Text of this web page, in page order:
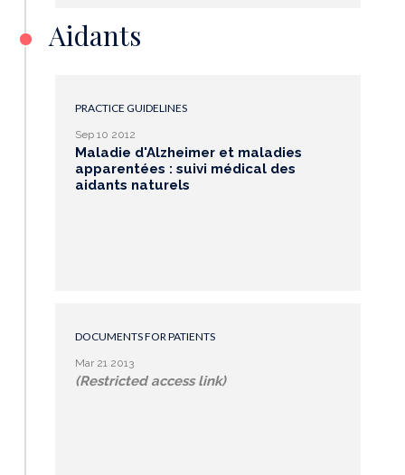
Aidants
PRACTICE GUIDELINES
Sep 10 2012
Maladie d'Alzheimer et maladies
apparentées : suivi médical des
aidants naturels
DOCUMENTS FOR PATIENTS
Mar 21 2013
(Restricted access link)